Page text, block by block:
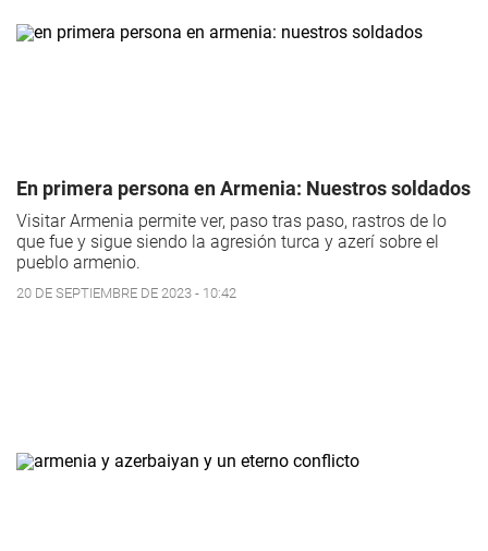
En primera persona en Armenia: Nuestros soldados
Visitar Armenia permite ver, paso tras paso, rastros de lo
que fue y sigue siendo la agresión turca y azerí sobre el
pueblo armenio.
20 DE SEPTIEMBRE DE 2023 - 10:42